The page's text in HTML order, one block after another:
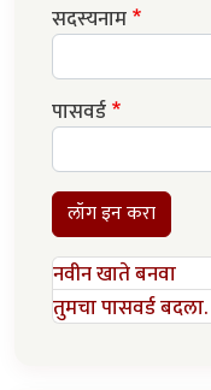
सदस्यनाम
पासवर्ड
लॉग इन करा
नवीन खाते बनवा
तुमचा पासवर्ड बदला.